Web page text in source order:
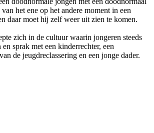
het ene op het andere moment in een
daar moet hij zelf weer uit zien te komen.
zich in de cultuur waarin jongeren steeds
sprak met een kinderrechter, een
de jeugdreclassering en een jonge dader.